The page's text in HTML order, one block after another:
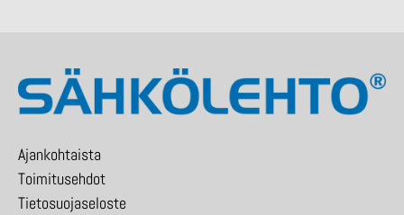
Ajankohtaista
Toimitusehdot
Tietosuojaseloste